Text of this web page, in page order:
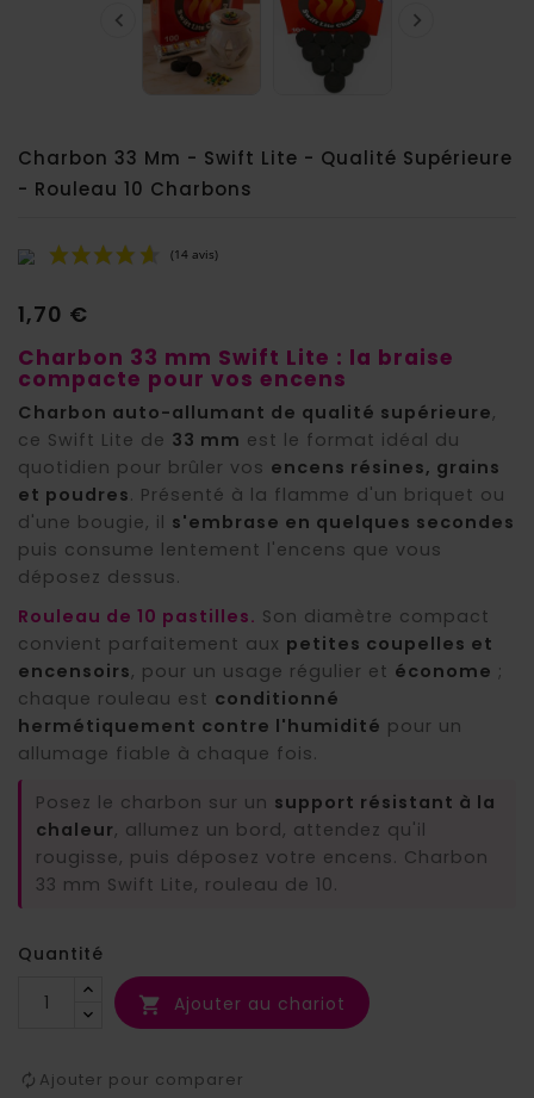
 
Charbon 33 Mm - Swift Lite - Qualité Supérieure
- Rouleau 10 Charbons
1,70 €
Charbon 33 mm Swift Lite : la braise
compacte pour vos encens
Charbon auto-allumant de qualité supérieure,
ce Swift Lite de 33 mm est le format idéal du
quotidien pour brûler vos encens résines, grains
et poudres. Présenté à la flamme d'un briquet ou
d'une bougie, il s'embrase en quelques secondes
puis consume lentement l'encens que vous
déposez dessus.
Rouleau de 10 pastilles. Son diamètre compact
convient parfaitement aux petites coupelles et
encensoirs, pour un usage régulier et économe ;
chaque rouleau est conditionné
hermétiquement contre l'humidité pour un
allumage fiable à chaque fois.
Posez le charbon sur un support résistant à la
chaleur, allumez un bord, attendez qu'il
rougisse, puis déposez votre encens. Charbon
33 mm Swift Lite, rouleau de 10.
Quantité
 Ajouter au chariot
Ajouter pour comparer